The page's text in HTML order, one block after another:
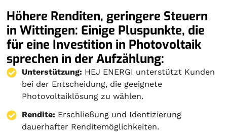
Höhere Renditen, geringere Steuern
in Wittingen: Einige Pluspunkte, die
für eine Investition in Photovoltaik
sprechen in der Aufzählung:
Unterstützung: HEJ ENERGI unterstützt Kunden
bei der Entscheidung, die geeignete
Photovoltaiklösung zu wählen.
Rendite: Erschließung und Identizierung
dauerhafter Renditemöglichkeiten.